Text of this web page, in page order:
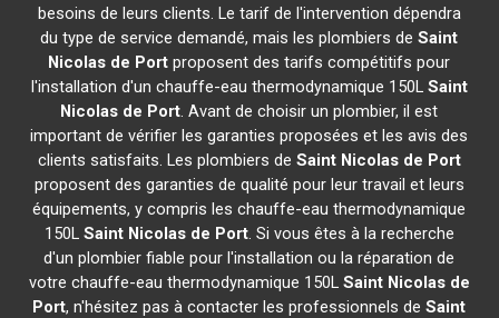
besoins de leurs clients. Le tarif de l'intervention dépendra
du type de service demandé, mais les plombiers deSaint
Nicolas de Port proposent des tarifs compétitifs pour
l'installation d'un chauffe-eau thermodynamique 150L Saint
Nicolas de Port. Avant de choisir un plombier, il est
important de vérifier les garanties proposées et les avis des
clients satisfaits. Les plombiers de Saint Nicolas de Port
proposent des garanties de qualité pour leur travail et leurs
équipements, y compris les chauffe-eau thermodynamique
150L Saint Nicolas de Port. Si vous êtes à la recherche
d'un plombier fiable pour l'installation ou la réparation de
votre chauffe-eau thermodynamique 150L Saint Nicolas de
Port, n'hésitez pas à contacter les professionnels deSaint